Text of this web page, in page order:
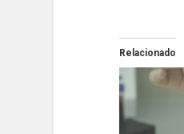
Relacionado